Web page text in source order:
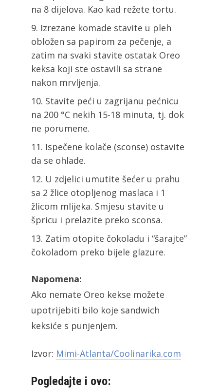
na 8 dijelova. Kao kad režete tortu.
Izrezane komade stavite u pleh
obložen sa papirom za pečenje, a
zatim na svaki stavite ostatak Oreo
keksa koji ste ostavili sa strane
nakon mrvljenja.
Stavite peći u zagrijanu pećnicu
na 200 °C nekih 15-18 minuta, tj. dok
ne porumene.
Ispečene kolače (sconse) ostavite
da se ohlade.
U zdjelici umutite šećer u prahu
sa 2 žlice otopljenog maslaca i 1
žlicom mlijeka. Smjesu stavite u
špricu i prelazite preko sconsa.
Zatim otopite čokoladu i “šarajte”
čokoladom preko bijele glazure.
Napomena:
Ako nemate Oreo kekse možete
upotrijebiti bilo koje sandwich
keksiće s punjenjem.
Izvor: Mimi-Atlanta/Coolinarika.com
Pogledajte i ovo: